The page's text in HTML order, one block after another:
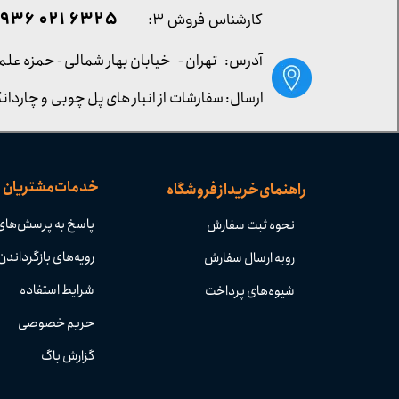
راهنمای خرید از فروشگاه
نحوه ثبت سفارش
رویه ارسال سفارش
شیوه‌های پرداخت
خدمات مشتریان
پاسخ به
رویه‌های
شرایط استفاده
حریم خصوصی
گزارش باگ
کارشناس فروش ۳: ۶۳۲۵ ۰۲۱ ۰۹۳۶
آدرس: تهران - خیابان بهار شمالی - حمزه
ارسال: سفارشات از انبار های پل چوبی و